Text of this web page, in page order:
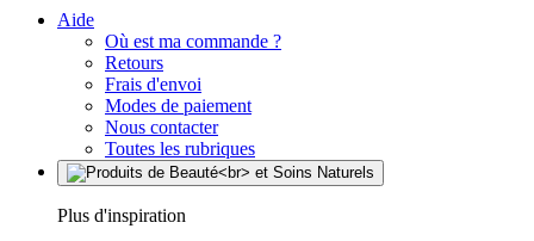
Aide
Où est ma commande ?
Retours
Frais d'envoi
Modes de paiement
Nous contacter
Toutes les rubriques
Plus d'inspiration